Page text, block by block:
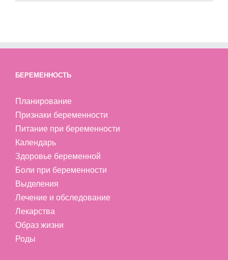
БЕРЕМЕННОСТЬ
Планирование
Признаки беременности
Питание при беременности
Календарь
Здоровье беременной
Боли при беременности
Выделения
Лечение и обследование
Лекарства
Образ жизни
Роды